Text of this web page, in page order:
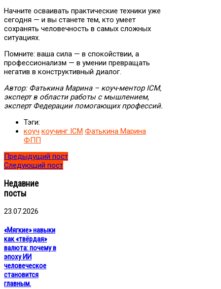
Начните осваивать практические техники уже
сегодня — и вы станете тем, кто умеет
сохранять человечность в самых сложных
ситуациях.
Помните: ваша сила — в спокойствии, а
профессионализм — в умении превращать
негатив в конструктивный диалог.
Автор: Фатькина Марина – коуч-ментор ICM,
эксперт в области работы с мышлением,
эксперт Федерации помогающих профессий.
Тэги:
коуч коучинг ICM Фатькина Марина
ФПП
Предыдущий пост
Следующий пост
Недавние
посты
23.07.2026
«Мягкие» навыки
как «твёрдая»
валюта: почему в
эпоху ИИ
человеческое
становится
главным.